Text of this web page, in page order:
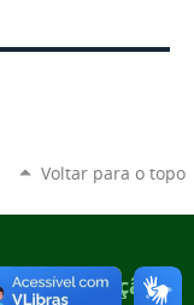
Voltar para o topo
Navegação